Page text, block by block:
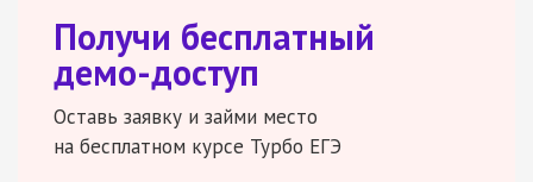
Получи бесплатный
демо-доступ
Оставь заявку и займи место
на бесплатном курсе Турбо ЕГЭ